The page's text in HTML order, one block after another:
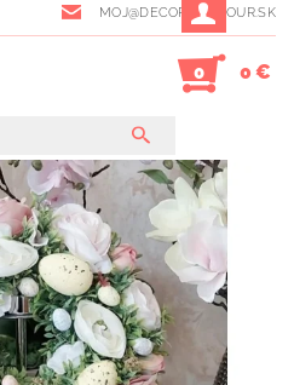
MOJ@DECORGLAMOUR.SK
0 0 €